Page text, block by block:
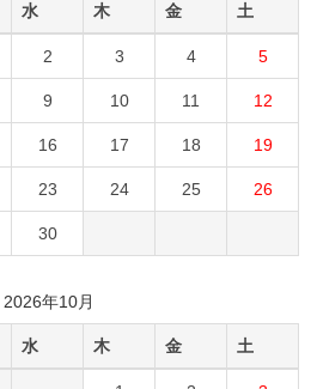
水 木 金 土
2 3 4 5
9 10 11 12
16 17 18 19
23 24 25 26
30
2026年10月
水 木 金 土